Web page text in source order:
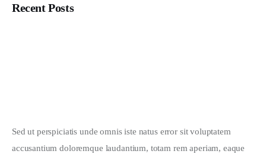
Recent Posts
Sed ut perspiciatis unde omnis iste natus error sit voluptatem
accusantium doloremque laudantium, totam rem aperiam, eaque